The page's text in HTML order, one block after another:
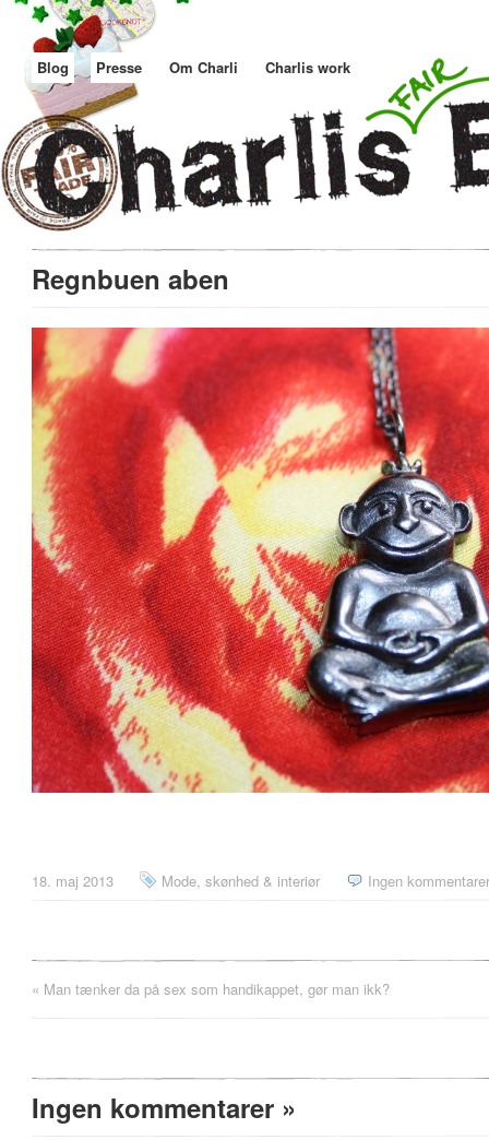
Blog Presse Om Charli Charlis work
Regnbuen aben
18. maj 2013 Mode, skønhed & interiør Ingen kommentarer
« Man tænker da på sex som handikappet, gør man ikk?
Ingen kommentarer »